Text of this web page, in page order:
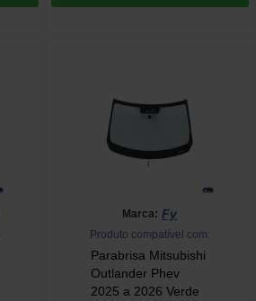
Marca: Fy
Produto compatível com:
Parabrisa Mitsubishi
Outlander Phev
2025 a 2026 Verde